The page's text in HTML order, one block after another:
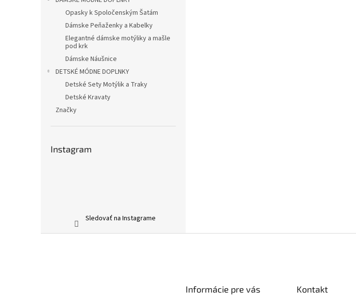
Opasky k Spoločenským Šatám
Dámske Peňaženky a Kabelky
Elegantné dámske motýliky a mašle
pod krk
Dámske Náušnice
DETSKÉ MÓDNE DOPLNKY
Detské Sety Motýlik a Traky
Detské Kravaty
Značky
Instagram
Sledovať na Instagrame
Informácie pre vás Kontakt